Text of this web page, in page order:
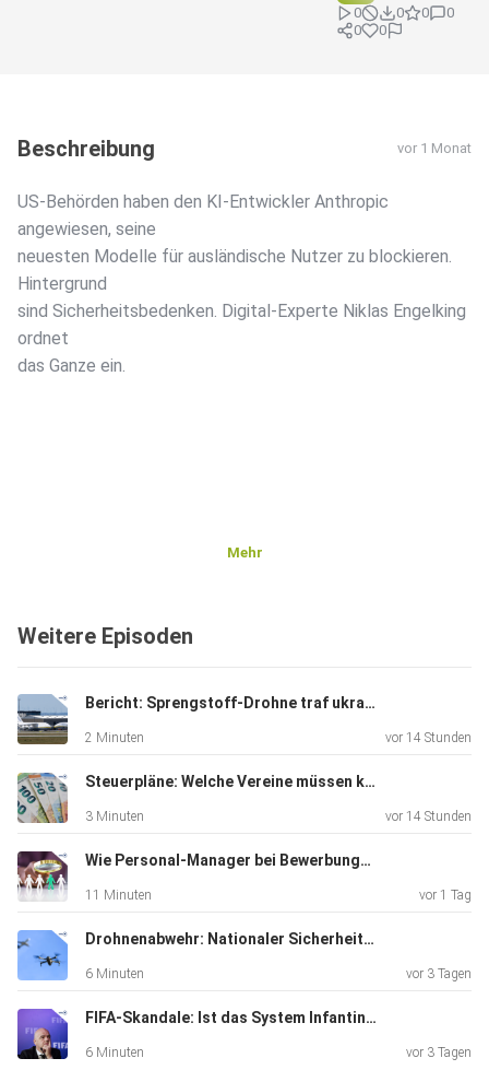
0 0 0
0
0
0
Beschreibung vor 1 Monat
US-Behörden haben den KI-Entwickler Anthropic
angewiesen, seine
neuesten Modelle für ausländische Nutzer zu blockieren.
Hintergrund
sind Sicherheitsbedenken. Digital-Experte Niklas Engelking
ordnet
das Ganze ein.
Mehr
Weitere Episoden
Bericht: Sprengstoff-Drohne traf ukrainische Frachtmaschine
2 Minuten vor 14 Stunden
Steuerpläne: Welche Vereine müssen künftig mehr zahlen?
3 Minuten vor 14 Stunden
Wie Personal-Manager bei Bewerbungen aussieben
11 Minuten vor 1 Tag
Drohnenabwehr: Nationaler Sicherheitsrat hat getagt
6 Minuten vor 3 Tagen
FIFA-Skandale: Ist das System Infantino am Ende?
6 Minuten vor 3 Tagen